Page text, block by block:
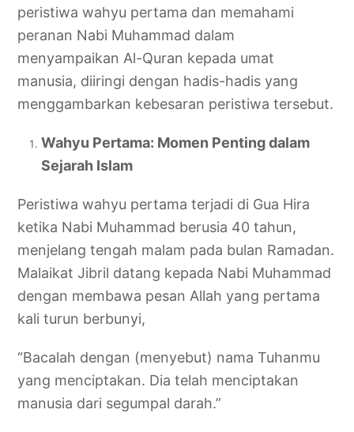
peristiwa wahyu pertama dan memahami
peranan Nabi Muhammad dalam
menyampaikan Al-Quran kepada umat
manusia, diiringi dengan hadis-hadis yang
menggambarkan kebesaran peristiwa tersebut.
Wahyu Pertama: Momen Penting dalam
Sejarah Islam
Peristiwa wahyu pertama terjadi di Gua Hira
ketika Nabi Muhammad berusia 40 tahun,
menjelang tengah malam pada bulan Ramadan.
Malaikat Jibril datang kepada Nabi Muhammad
dengan membawa pesan Allah yang pertama
kali turun berbunyi,
“Bacalah dengan (menyebut) nama Tuhanmu
yang menciptakan. Dia telah menciptakan
manusia dari segumpal darah.”